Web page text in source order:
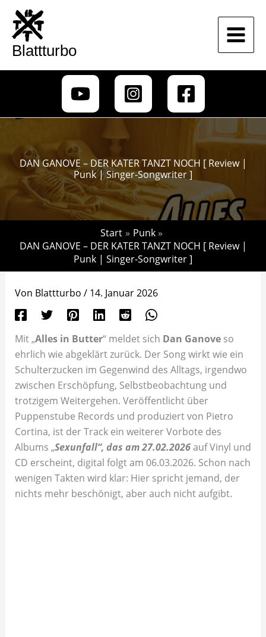
Zum
Inhalt
springen
Blattturbo
DAN GANOVE – DER KATER TANZT NOCH [ Review |
Punk | Singer-Songwriter ]
Start
Punk
DAN GANOVE – DER KATER TANZT NOCH [ Review |
Punk | Singer-Songwriter ]
Von Blattturbo / 14. Januar 2026
Mit „Alles in Butter“ meldet sich Dan Ganoveso
ehrlich wie abgeklärt zurück. Der Song wirkt wie ein
Schulterzucken im Gegenwind des Alltags, irgendwo
zwischen Erschöpfung, Selbstbeobachtung und
trotzigem Weitergehen. Veröffentlicht über
Puppenstube Records und produziert von Pietro
Cortina, ist der Track ein weiterer Vorbote des
Albums „Sexunfall“, das am 27.02.2026auf Vinyl und
CD erscheint, digital folgt am 06.03.2026. Schon nach
wenigen Takten wird klar: Hier spricht jemand, der
nichts mehr beschönigt, aber auch nicht aufgibt.